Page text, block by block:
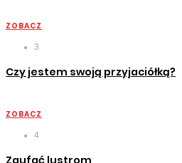
ZOBACZ
3
Czy jestem swoją przyjaciółką?
ZOBACZ
4